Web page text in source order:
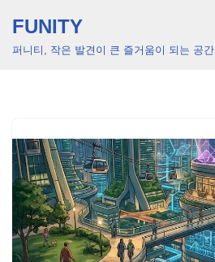
콘
너
뛰
기
FUNITY
퍼니티, 작은 발견이 큰 즐거움이 되는 공간